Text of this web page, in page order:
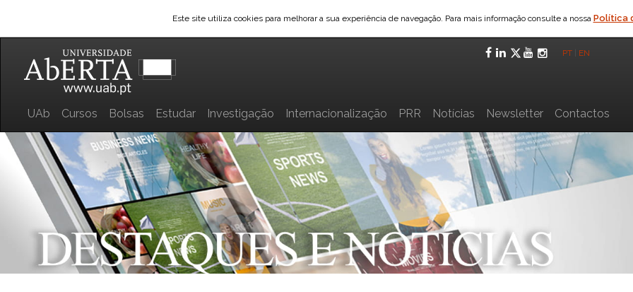
Este site utiliza cookies para melhorar a sua experiência de navegação. Para mais informação consulte a nossa Política
Facebook
LinkedIn
Twitter
YouTube
PT EN
UAb Cursos Bolsas Estudar Investigação Internacionalização PRR Notícias Newsletter Contactos